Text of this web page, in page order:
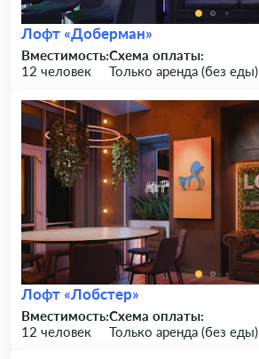
Лофт «Доберман»
Вместимость:
12 человек
Схема оплаты:
Только аренда (без еды)
Лофт «Лобстер»
Вместимость:
12 человек
Схема оплаты:
Только аренда (без еды)